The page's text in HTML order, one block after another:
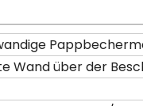
Wand über der